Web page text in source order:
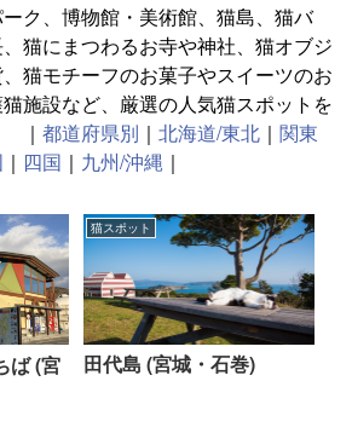
ク、博物館・美術館、猫島、猫バ
猫にまつわるお寺や神社、猫オブジ
猫モチーフのお菓子やスイーツのお
施設など、厳選の人気猫スポットを
｜ 都道府県別 ｜ 北海道/東北 ｜ 関東
｜ 四国 ｜ 九州/沖縄 ｜
ば (宮
猫スポット
田代島 (宮城・石巻)